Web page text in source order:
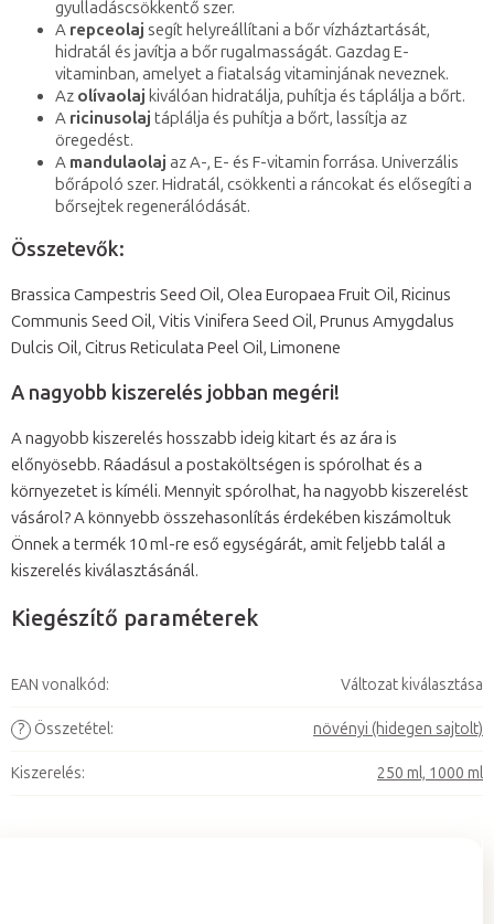
gyulladáscsökkentő szer.
A repceolaj segít helyreállítani a bőr vízháztartását,
hidratál és javítja a bőr rugalmasságát. Gazdag E-
vitaminban, amelyet a fiatalság vitaminjának neveznek.
Az olívaolaj kiválóan hidratálja, puhítja és táplálja a bőrt.
A ricinusolaj táplálja és puhítja a bőrt, lassítja az
öregedést.
A mandulaolaj az A-, E- és F-vitamin forrása. Univerzális
bőrápoló szer. Hidratál, csökkenti a ráncokat és elősegíti a
bőrsejtek regenerálódását.
Összetevők:
Brassica Campestris Seed Oil, Olea Europaea Fruit Oil, Ricinus
Communis Seed Oil, Vitis Vinifera Seed Oil, Prunus Amygdalus
Dulcis Oil, Citrus Reticulata Peel Oil, Limonene
A nagyobb kiszerelés jobban megéri!
A nagyobb kiszerelés hosszabb ideig kitart és az ára is
előnyösebb. Ráadásul a postaköltségen is spórolhat és a
környezetet is kíméli. Mennyit spórolhat, ha nagyobb kiszerelést
vásárol? A könnyebb összehasonlítás érdekében kiszámoltuk
Önnek a termék 10 ml-re eső egységárát, amit feljebb talál a
kiszerelés kiválasztásánál.
Kiegészítő paraméterek
EAN vonalkód: Változat kiválasztása
? Összetétel: növényi (hidegen sajtolt)
Kiszerelés: 250 ml, 1000 ml